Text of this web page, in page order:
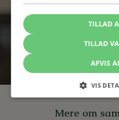
Mikkel Anker Pedersen
Mere om
TILLAD
TILLAD
AFVIS
VIS